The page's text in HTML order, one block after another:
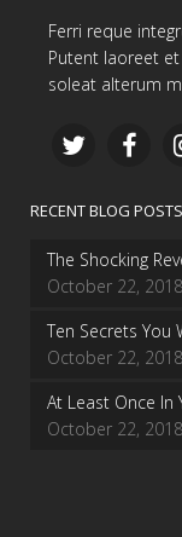
Ferri reque
Putent laoreet
soleat alterum
RECENT BLOG POSTS
The Shocking
October 22, 2018
Ten Secrets You
October 22, 2018
At Least Once In
October 22, 2018